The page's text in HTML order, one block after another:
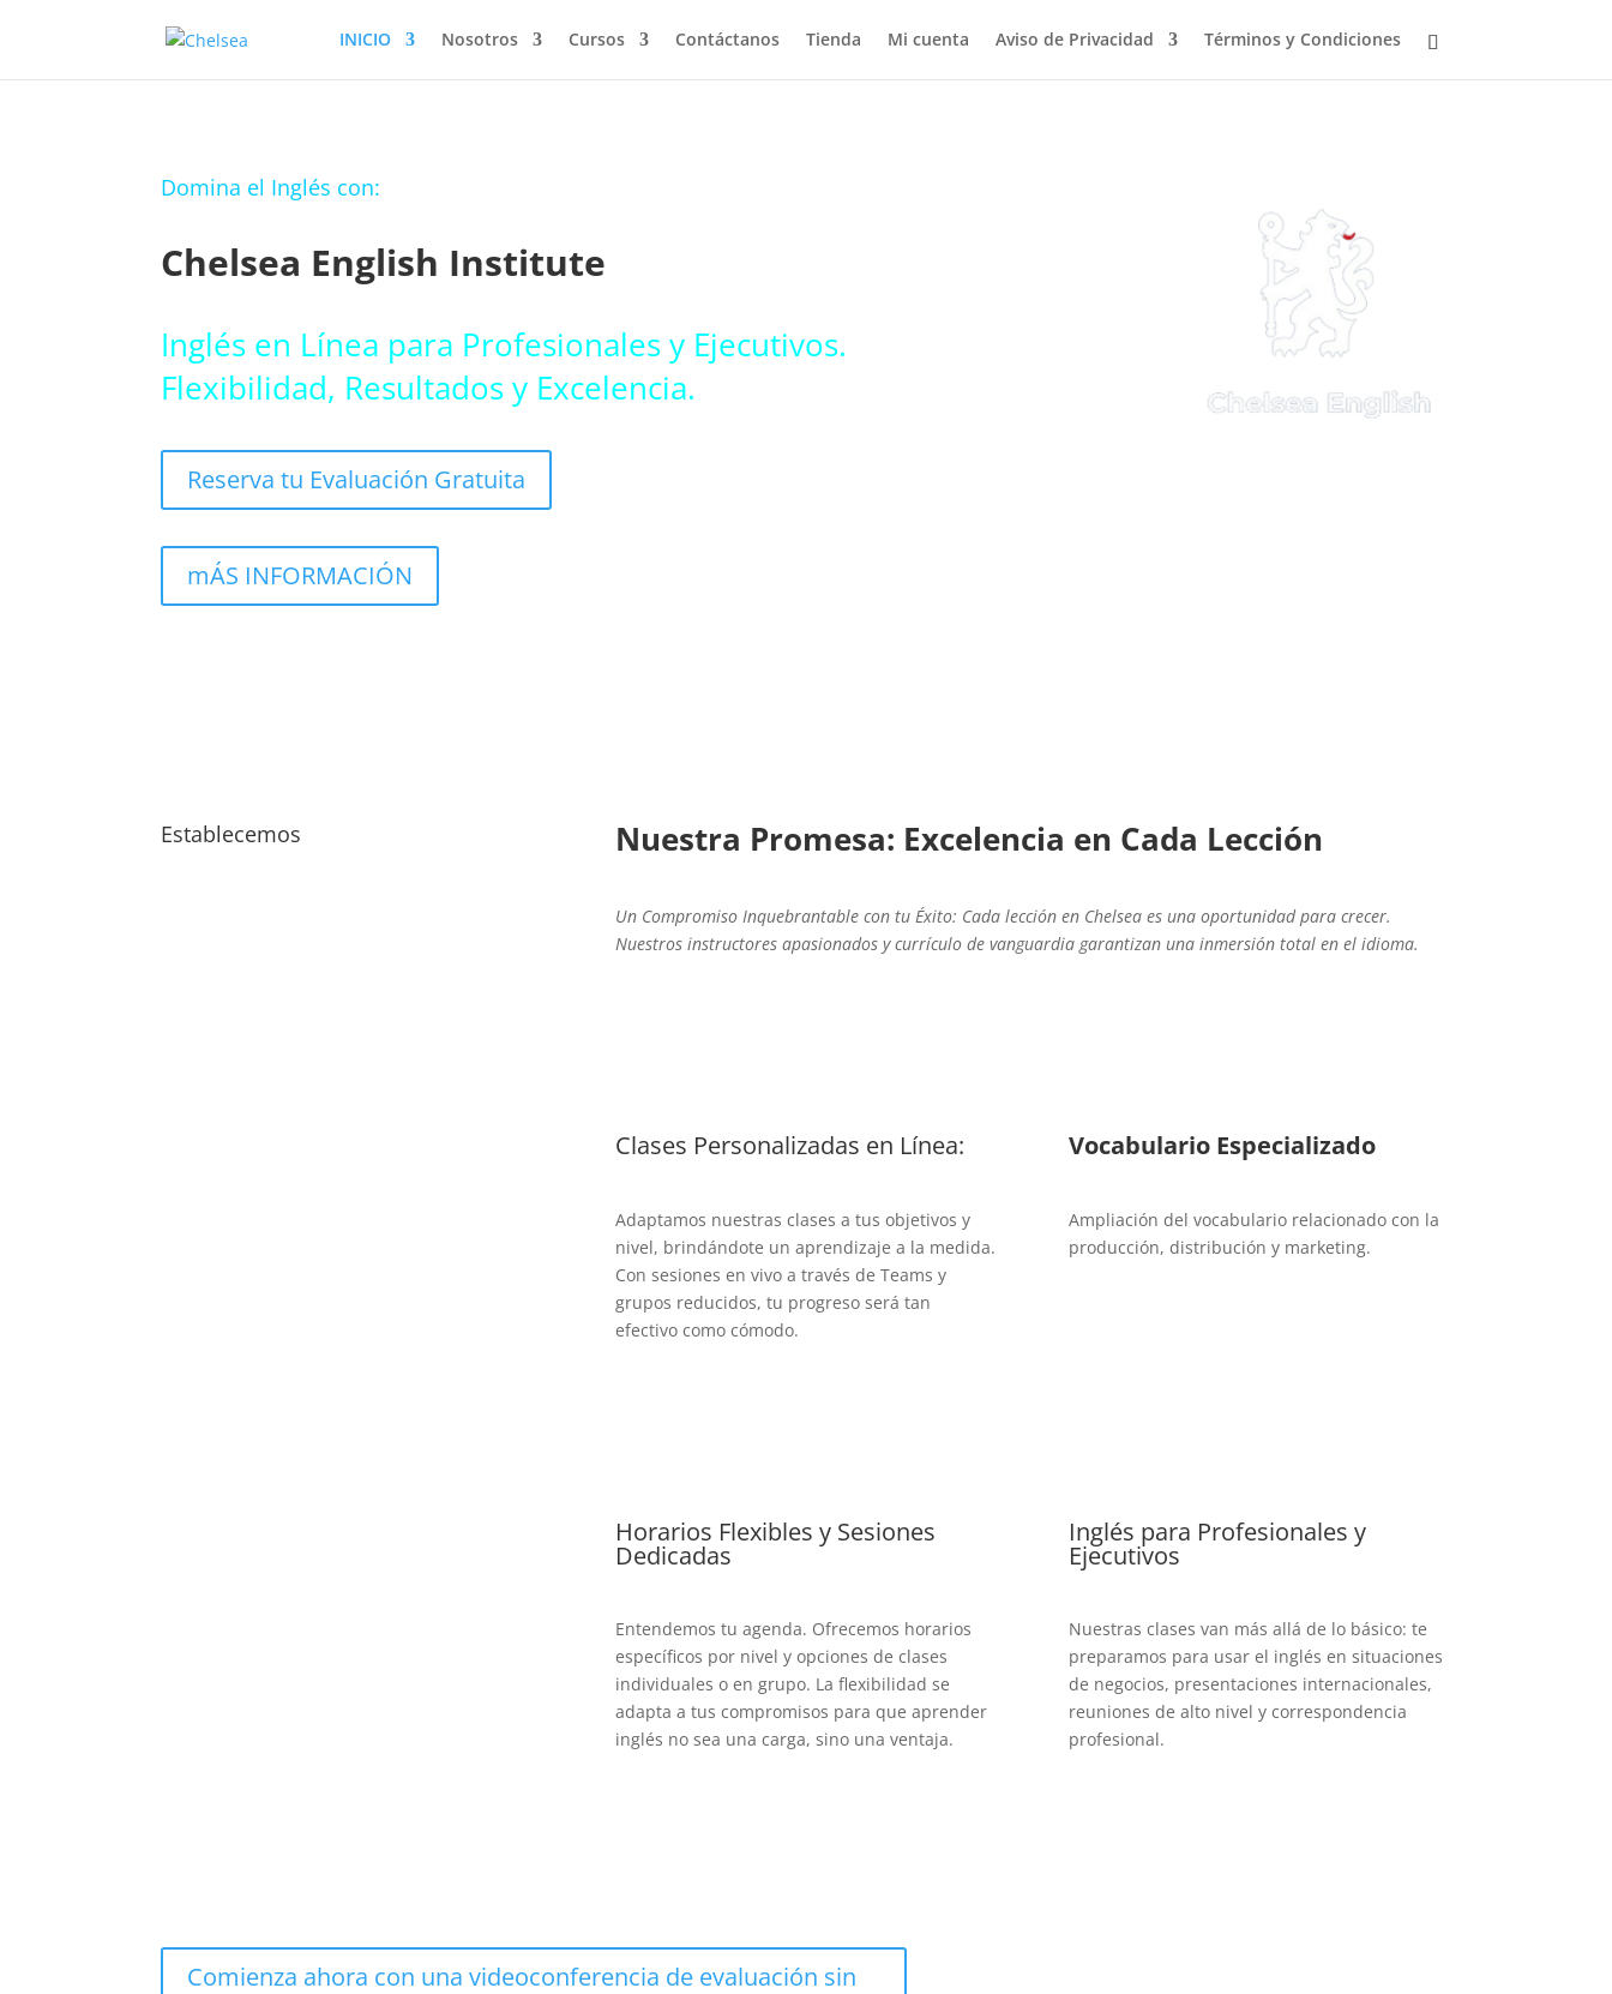
INICIO Nosotros Cursos Contáctanos Tienda Mi cuenta Aviso de Privacidad Términos y Condiciones
Domina el Inglés con:
Chelsea English Institute
Inglés en Línea para Profesionales y Ejecutivos.
Flexibilidad, Resultados y Excelencia.
Reserva tu Evaluación Gratuita
mÁS INFORMACIÓN
Establecemos Nuestra Promesa: Excelencia en Cada Lección
Un Compromiso Inquebrantable con tu Éxito: Cada lección en Chelsea es una oportunidad para crecer.
Nuestros instructores apasionados y currículo de vanguardia garantizan una inmersión total en el idioma.
Clases Personalizadas en Línea:
Adaptamos nuestras clases a tus objetivos y
nivel, brindándote un aprendizaje a la medida.
Con sesiones en vivo a través de Teams y
grupos reducidos, tu progreso será tan
efectivo como cómodo.
Vocabulario Especializado
Ampliación del vocabulario relacionado con la
producción, distribución y marketing.
Horarios Flexibles y Sesiones
Dedicadas
Entendemos tu agenda. Ofrecemos horarios
específicos por nivel y opciones de clases
individuales o en grupo. La flexibilidad se
adapta a tus compromisos para que aprender
inglés no sea una carga, sino una ventaja.
Inglés para Profesionales y
Ejecutivos
Nuestras clases van más allá de lo básico: te
preparamos para usar el inglés en situaciones
de negocios, presentaciones internacionales,
reuniones de alto nivel y correspondencia
profesional.
Comienza ahora con una videoconferencia de evaluación sin